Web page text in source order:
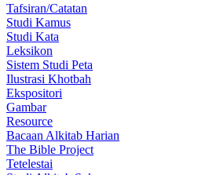
Tafsiran/Catatan
Studi Kamus
Studi Kata
Leksikon
Sistem Studi Peta
Ilustrasi Khotbah
Ekspositori
Gambar
Resource
Bacaan Alkitab Harian
The Bible Project
Tetelestai